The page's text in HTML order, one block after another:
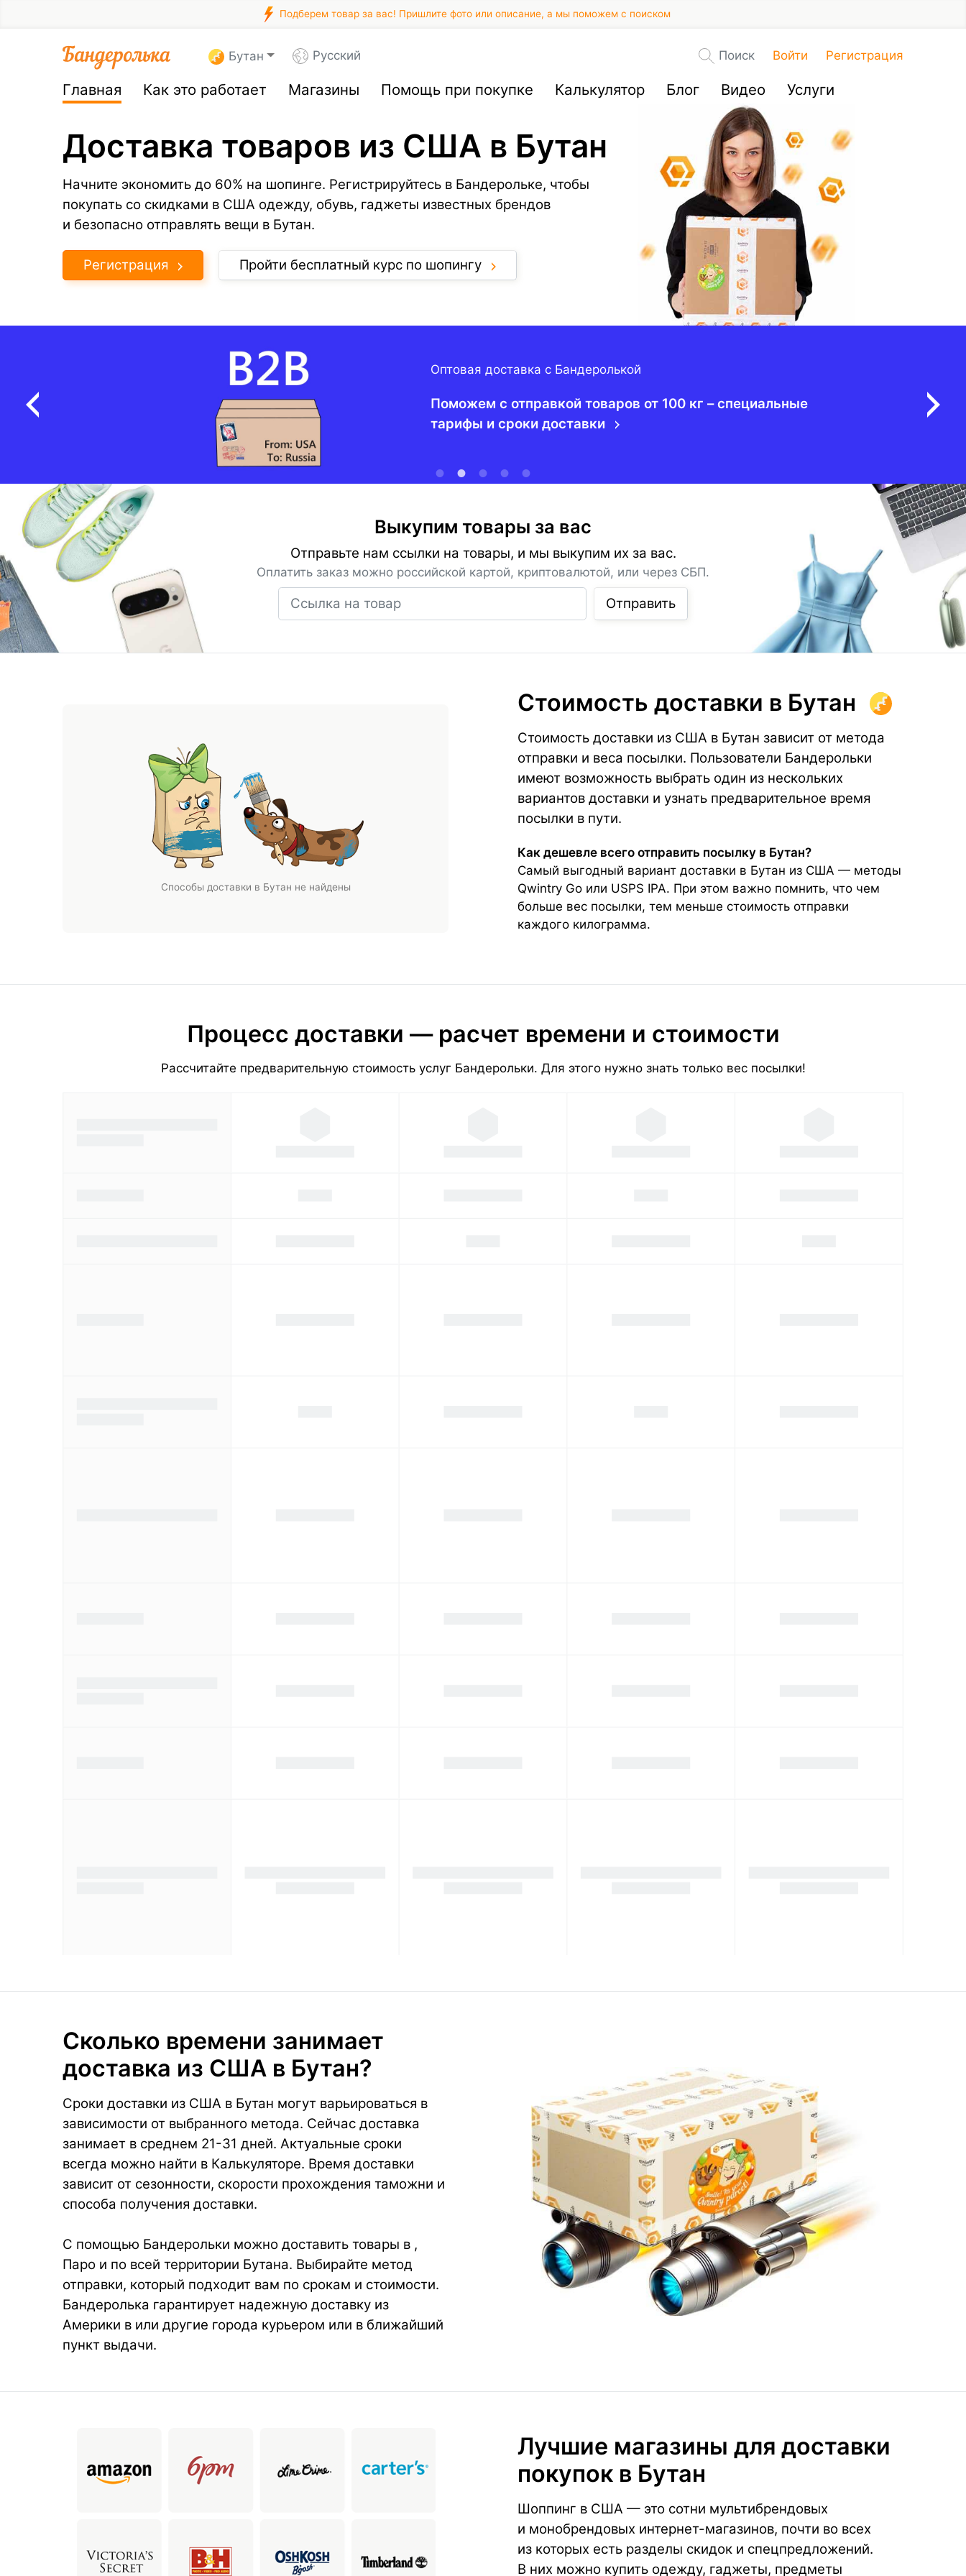
Подберем товар за вас! Пришлите фото или описание, а мы поможем с поиском
Бутан Русский Поиск Войти Регистрация
Главная Как это работает Магазины Помощь при покупке Калькулятор Блог Видео Услуги
Доставка товаров из США в Бутан
Начните экономить до 60% на шопинге. Регистрируйтесь в Бандерольке, чтобы
покупать со скидками в США одежду, обувь, гаджеты известных брендов
и безопасно отправлять вещи в Бутан.
Регистрация Пройти бесплатный курс по шопингу
Оптовая доставка с Бандеролькой
Поможем с отправкой товаров от 100 кг – специальные
тарифы и сроки доставки
Выкупим товары за вас
Отправьте нам ссылки на товары, и мы выкупим их за вас.
Оплатить заказ можно российской картой, криптовалютой, или через СБП.
Отправить
Стоимость доставки в Бутан
Стоимость доставки из США в Бутан зависит от метода
отправки и веса посылки. Пользователи Бандерольки
имеют возможность выбрать один из нескольких
вариантов доставки и узнать предварительное время
посылки в пути.
Как дешевле всего отправить посылку в Бутан?
Самый выгодный вариант доставки в Бутан из США — методы
Qwintry Go или USPS IPA. При этом важно помнить, что чем
больше вес посылки, тем меньше стоимость отправки
каждого килограмма.
Способы доставки в Бутан не найдены
Процесс доставки — расчет времени и стоимости
Рассчитайте предварительную стоимость услуг Бандерольки. Для этого нужно знать только вес посылки!
Сколько времени занимает
доставка из США в Бутан?
Сроки доставки из США в Бутан могут варьироваться в
зависимости от выбранного метода. Сейчас доставка
занимает в среднем 21-31 дней. Актуальные сроки
всегда можно найти в Калькуляторе. Время доставки
зависит от сезонности, скорости прохождения таможни и
способа получения доставки.
С помощью Бандерольки можно доставить товары в ,
Паро и по всей территории Бутана. Выбирайте метод
отправки, который подходит вам по срокам и стоимости.
Бандеролька гарантирует надежную доставку из
Америки в или другие города курьером или в ближайший
пункт выдачи.
Лучшие магазины для доставки
покупок в Бутан
Шоппинг в США — это сотни мультибрендовых
и монобрендовых интернет-магазинов, почти во всех
из которых есть разделы скидок и спецпредложений.
В них можно купить одежду, гаджеты, предметы